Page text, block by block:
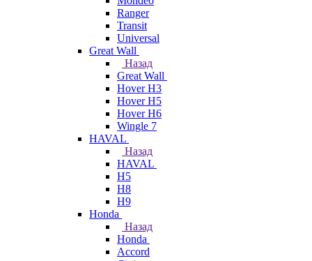
Ranger
Transit
Universal
Great Wall
Назад
Great Wall
Hover H3
Hover H5
Hover H6
Wingle 7
HAVAL
Назад
HAVAL
H5
H8
H9
Honda
Назад
Honda
Accord